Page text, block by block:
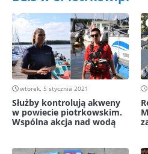
wtorek, 5 stycznia 2021
Służby kontrolują akweny
w powiecie piotrkowskim.
Wspólna akcja nad wodą